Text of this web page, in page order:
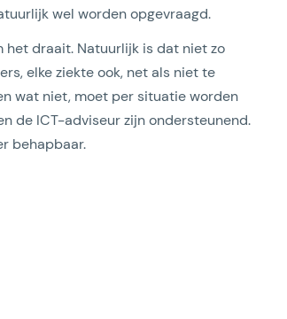
wel worden opgevraagd.
het draait. Natuurlijk is dat niet zo
elke ziekte ook, net als niet te
wat niet, moet per situatie worden
de ICT-adviseur zijn ondersteunend.
behapbaar.